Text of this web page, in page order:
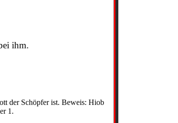
ihm.
der Schöpfer ist. Beweis: Hiob
1.